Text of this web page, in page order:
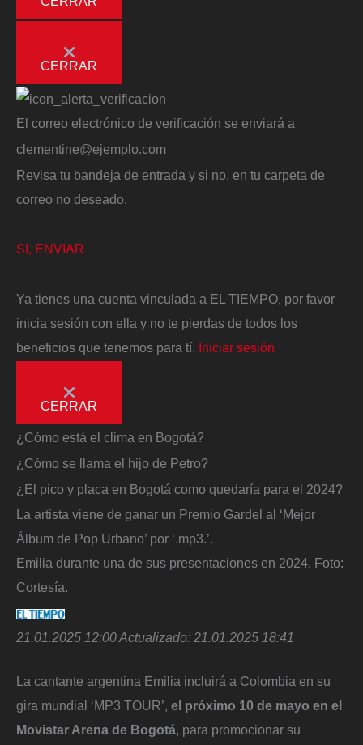
CERRAR
El correo electrónico de verificación se enviará a
clementine@ejemplo.com
Revisa tu bandeja de entrada y si no, en tu carpeta de
correo no deseado.
SI, ENVIAR
Ya tienes una cuenta vinculada a EL TIEMPO, por favor
inicia sesión con ella y no te pierdas de todos los
beneficios que tenemos para tí. Iniciar sesión
CERRAR
¿Cómo está el clima en Bogotá?
¿Cómo se llama el hijo de Petro?
¿El pico y placa en Bogotá como quedaría para el 2024?
La artista viene de ganar un Premio Gardel al ‘Mejor
Álbum de Pop Urbano’ por ‘.mp3.’.
Emilia durante una de sus presentaciones en 2024. Foto:
Cortesía.
21.01.2025 12:00Actualizado: 21.01.2025 18:41
La cantante argentina Emilia incluirá a Colombia en su
gira mundial ‘MP3 TOUR’, el próximo 10 de mayo en el
Movistar Arena de Bogotá, para promocionar su